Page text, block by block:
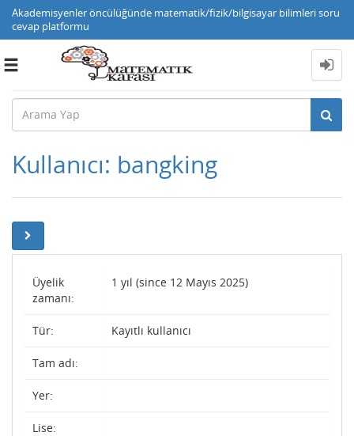
Akademisyenler öncülüğünde matematik/fizik/bilgisayar bilimleri soru
cevap platformu
Toggle
Kullanıcı: bangking
Üyelik
zamanı:
1 yıl (since 12 Mayıs 2025)
Tür: Kayıtlı kullanıcı
Tam adı:
Yer:
Lise: